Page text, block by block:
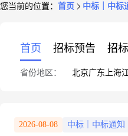
您当前的位置： 首页 中标｜中标
首页 招标预告 招
省份地区： 北京广东 上海
2026-08-08 中标｜中标通知